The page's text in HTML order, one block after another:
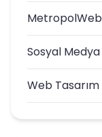
MetropolWeb
Sosyal Medya
Web Tasarım